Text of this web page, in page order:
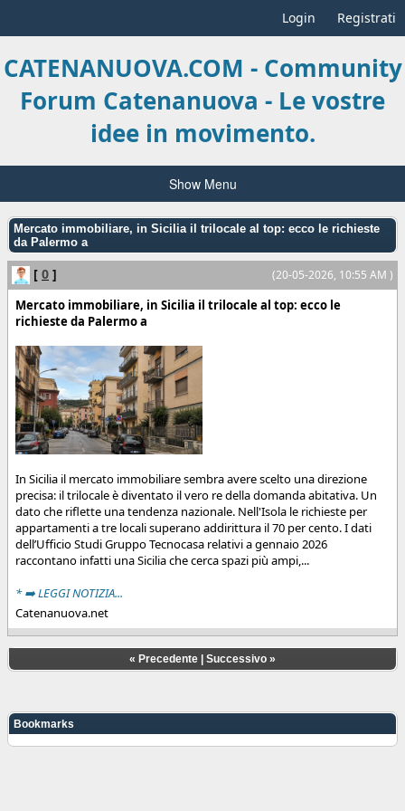
Login Registrati
CATENANUOVA.COM - Community
Forum Catenanuova - Le vostre
idee in movimento.
Show Menu
Mercato immobiliare, in Sicilia il trilocale al top: ecco le richieste
da Palermo a
(20-05-2026, 10:55 AM )
[ 0 ]
Mercato immobiliare, in Sicilia il trilocale al top: ecco le
richieste da Palermo a
In Sicilia il mercato immobiliare sembra avere scelto una direzione
precisa: il trilocale è diventato il vero re della domanda abitativa. Un
dato che riflette una tendenza nazionale. Nell'Isola le richieste per
appartamenti a tre locali superano addirittura il 70 per cento. I dati
dell’Ufficio Studi Gruppo Tecnocasa relativi a gennaio 2026
raccontano infatti una Sicilia che cerca spazi più ampi,...
* ➡️ LEGGI NOTIZIA...
Catenanuova.net
« Precedente Successivo »
Bookmarks